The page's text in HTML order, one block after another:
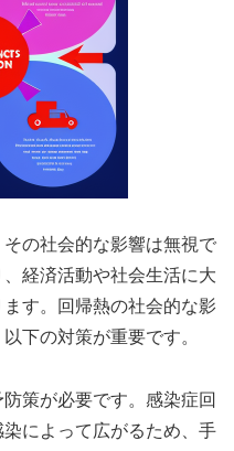
の社会的な影響は無視で
経済活動や社会生活に大
す。回帰熱の社会的な影
下の対策が重要です。
策が必要です。感染症回
によって広がるため、手